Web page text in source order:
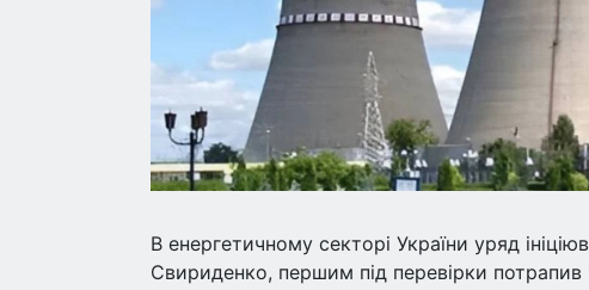
В енергетичному секторі України уряд
Свириденко, першим під перевірки потрапив